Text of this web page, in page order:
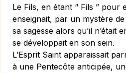
Le Fils, en étant “ Fils ” pour
enseignait, par un mystère
sa sagesse alors qu’il n’était
se développait en son sein.
L’Esprit Saint apparaissait
à une Pentecôte anticipée,